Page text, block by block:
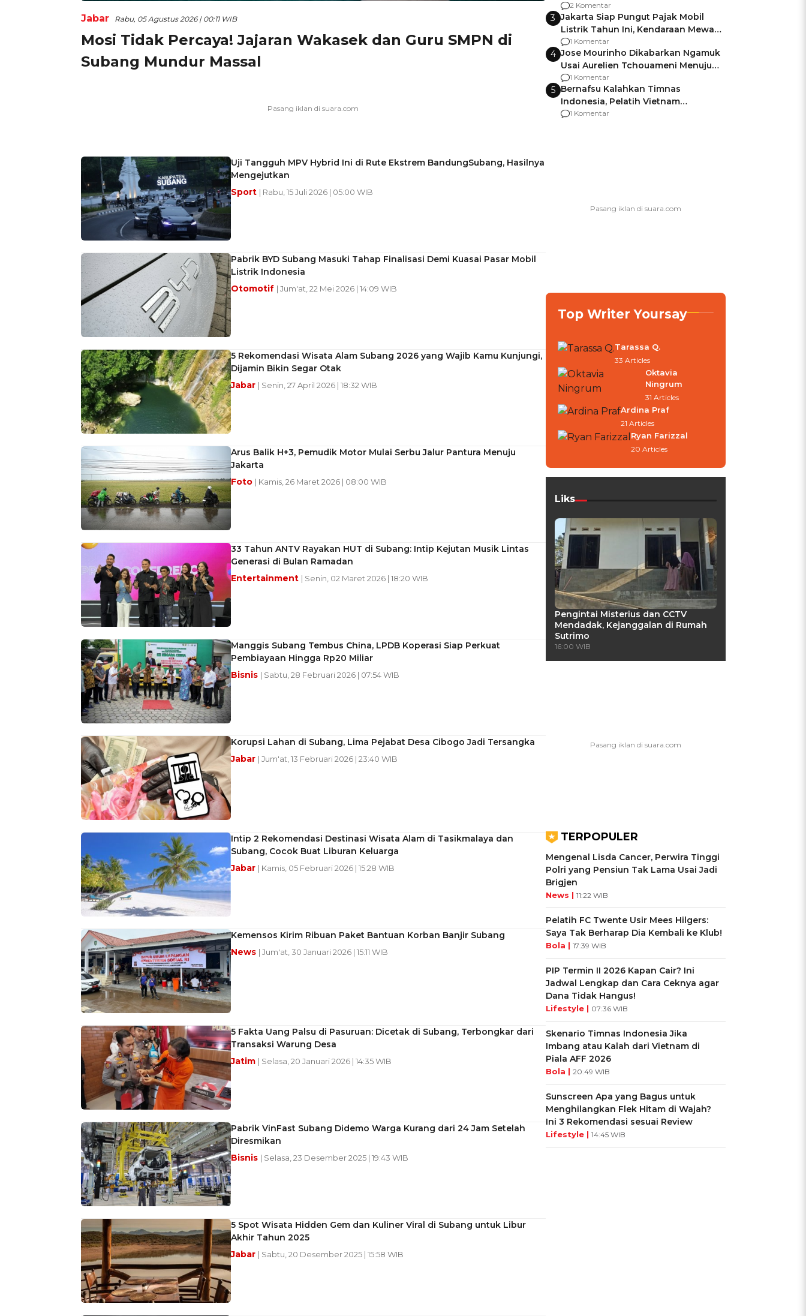
Jabar Rabu, 05 Agustus 2026 | 00:11 WIB
Mosi Tidak Percaya! Jajaran Wakasek dan Guru SMPN di
Subang Mundur Massal
Uji Tangguh MPV Hybrid Ini di Rute Ekstrem BandungSubang, Hasilnya
Mengejutkan
Sport | Rabu, 15 Juli 2026 | 05:00 WIB
Pabrik BYD Subang Masuki Tahap Finalisasi Demi Kuasai Pasar Mobil
Listrik Indonesia
Otomotif | Jum'at, 22 Mei 2026 | 14:09 WIB
5 Rekomendasi Wisata Alam Subang 2026 yang Wajib Kamu Kunjungi,
Dijamin Bikin Segar Otak
Jabar | Senin, 27 April 2026 | 18:32 WIB
Arus Balik H+3, Pemudik Motor Mulai Serbu Jalur Pantura Menuju
Jakarta
Foto | Kamis, 26 Maret 2026 | 08:00 WIB
33 Tahun ANTV Rayakan HUT di Subang: Intip Kejutan Musik Lintas
Generasi di Bulan Ramadan
Entertainment | Senin, 02 Maret 2026 | 18:20 WIB
Manggis Subang Tembus China, LPDB Koperasi Siap Perkuat
Pembiayaan Hingga Rp20 Miliar
Bisnis | Sabtu, 28 Februari 2026 | 07:54 WIB
Korupsi Lahan di Subang, Lima Pejabat Desa Cibogo Jadi Tersangka
Jabar | Jum'at, 13 Februari 2026 | 23:40 WIB
Intip 2 Rekomendasi Destinasi Wisata Alam di Tasikmalaya dan
Subang, Cocok Buat Liburan Keluarga
Jabar | Kamis, 05 Februari 2026 | 15:28 WIB
Kemensos Kirim Ribuan Paket Bantuan Korban Banjir Subang
News | Jum'at, 30 Januari 2026 | 15:11 WIB
5 Fakta Uang Palsu di Pasuruan: Dicetak di Subang, Terbongkar dari
Transaksi Warung Desa
Jatim | Selasa, 20 Januari 2026 | 14:35 WIB
Pabrik VinFast Subang Didemo Warga Kurang dari 24 Jam Setelah
Diresmikan
Bisnis | Selasa, 23 Desember 2025 | 19:43 WIB
5 Spot Wisata Hidden Gem dan Kuliner Viral di Subang untuk Libur
Akhir Tahun 2025
Jabar | Sabtu, 20 Desember 2025 | 15:58 WIB
Pemalang
2 Komentar
3 Jakarta Siap Pungut Pajak Mobil
Listrik Tahun Ini, Kendaraan Mewah
Kena hingga 75% PKB
1 Komentar
4 Jose Mourinho Dikabarkan Ngamuk
Usai Aurelien Tchouameni Menuju
Manchester United
1 Komentar
5 Bernafsu Kalahkan Timnas
Indonesia, Pelatih Vietnam
Berencana Pakai Jimat di Pakansari
1 Komentar
Top Writer Yoursay
Tarassa Q.
33 Articles
Oktavia
Ningrum
31 Articles
Ardina Praf
21 Articles
Ryan Farizzal
20 Articles
Liks
Pengintai Misterius dan CCTV
Mendadak, Kejanggalan di Rumah
Sutrimo
16:00 WIB
TERPOPULER
Mengenal Lisda Cancer, Perwira Tinggi
Polri yang Pensiun Tak Lama Usai Jadi
Brigjen
News | 11:22 WIB
Pelatih FC Twente Usir Mees Hilgers:
Saya Tak Berharap Dia Kembali ke Klub!
Bola | 17:39 WIB
PIP Termin II 2026 Kapan Cair? Ini
Jadwal Lengkap dan Cara Ceknya agar
Dana Tidak Hangus!
Lifestyle | 07:36 WIB
Skenario Timnas Indonesia Jika
Imbang atau Kalah dari Vietnam di
Piala AFF 2026
Bola | 20:49 WIB
Sunscreen Apa yang Bagus untuk
Menghilangkan Flek Hitam di Wajah?
Ini 3 Rekomendasi sesuai Review
Lifestyle | 14:45 WIB